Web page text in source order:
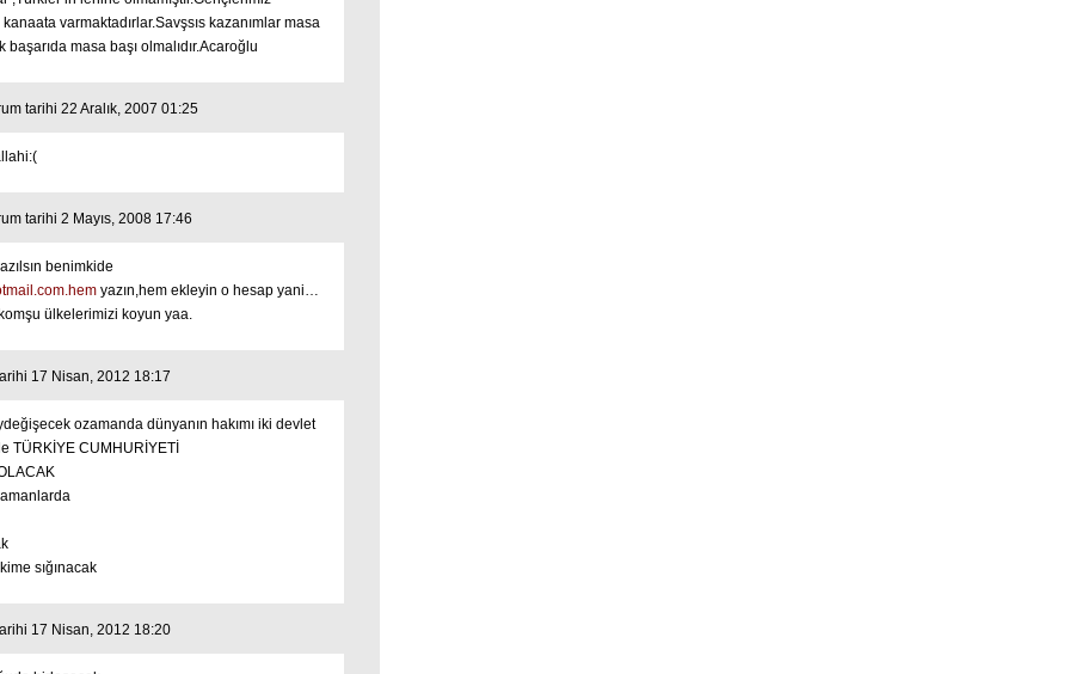
varmaktadırlar.Savşsıs kazanımlar masa
başarıda masa başı olmalıdır.Acaroğlu
tarihi 22 Aralık, 2007 01:25
tarihi 2 Mayıs, 2008 17:46
benimkide
yazın,hem ekleyin o hesap yani…
ülkelerimizi koyun yaa.
17 Nisan, 2012 18:17
ozamanda dünyanın hakımı iki devlet
TÜRKİYE CUMHURİYETİ
sığınacak
17 Nisan, 2012 18:20